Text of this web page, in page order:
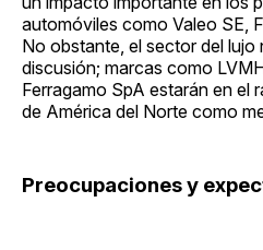
automóviles como Valeo SE,
No obstante, el sector del lujo
discusión; marcas como
Ferragamo SpA estarán en el
de América del Norte como
Preocupaciones y